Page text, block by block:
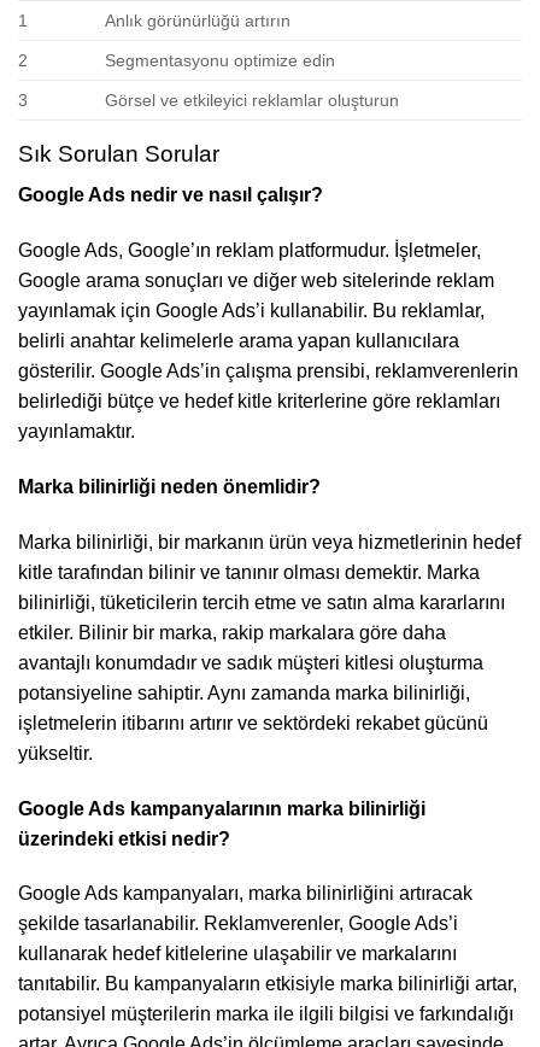
1
Anlık görünürlüğü artırın
2 Segmentasyonu optimize edin
3 Görsel ve etkileyici reklamlar oluşturun
Sık Sorulan Sorular
Google Ads nedir ve nasıl çalışır?
Google Ads, Google’ın reklam platformudur. İşletmeler,
Google arama sonuçları ve diğer web sitelerinde reklam
yayınlamak için Google Ads’i kullanabilir. Bu reklamlar,
belirli anahtar kelimelerle arama yapan kullanıcılara
gösterilir. Google Ads’in çalışma prensibi, reklamverenlerin
belirlediği bütçe ve hedef kitle kriterlerine göre reklamları
yayınlamaktır.
Marka bilinirliği neden önemlidir?
Marka bilinirliği, bir markanın ürün veya hizmetlerinin hedef
kitle tarafından bilinir ve tanınır olması demektir. Marka
bilinirliği, tüketicilerin tercih etme ve satın alma kararlarını
etkiler. Bilinir bir marka, rakip markalara göre daha
avantajlı konumdadır ve sadık müşteri kitlesi oluşturma
potansiyeline sahiptir. Aynı zamanda marka bilinirliği,
işletmelerin itibarını artırır ve sektördeki rekabet gücünü
yükseltir.
Google Ads kampanyalarının marka bilinirliği
üzerindeki etkisi nedir?
Google Ads kampanyaları, marka bilinirliğini artıracak
şekilde tasarlanabilir. Reklamverenler, Google Ads’i
kullanarak hedef kitlelerine ulaşabilir ve markalarını
tanıtabilir. Bu kampanyaların etkisiyle marka bilinirliği artar,
potansiyel müşterilerin marka ile ilgili bilgisi ve farkındalığı